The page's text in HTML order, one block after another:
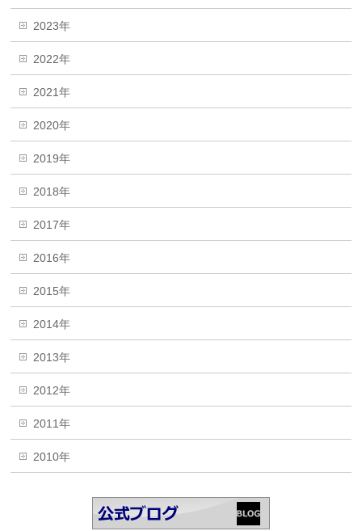
2023年
2022年
2021年
2020年
2019年
2018年
2017年
2016年
2015年
2014年
2013年
2012年
2011年
2010年